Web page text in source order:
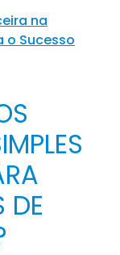
na
o Sucesso
DE